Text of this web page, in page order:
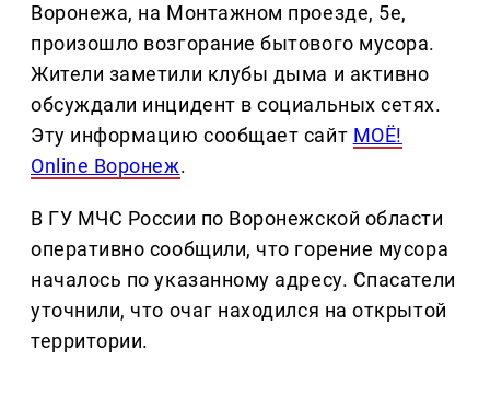
Воронежа, на Монтажном проезде, 5е,
произошло возгорание бытового мусора.
Жители заметили клубы дыма и активно
обсуждали инцидент в социальных сетях.
Эту информацию сообщает сайт МОЁ!
Оnline Воронеж.
В ГУ МЧС России по Воронежской области
оперативно сообщили, что горение мусора
началось по указанному адресу. Спасатели
уточнили, что очаг находился на открытой
территории.